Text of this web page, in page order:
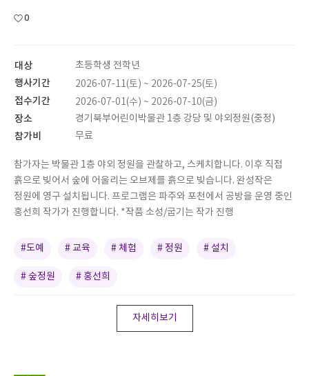
0
대상 초등학생 전학년
행사기간 2026-07-11(토) ~ 2026-07-25(토)
접수기간 2026-07-01(수) ~ 2026-07-10(금)
장소 경기북부어린이박물관 1층 강당 및 야외정원(중정)
참가비 무료
참가자는 박물관 1층 야외 정원을 관찰하고, 스케치합니다. 이후 직접
흙으로 빚어서 숲에 어울리는 오브제를 흙으로 빚습니다. 완성작은
정원에 영구 설치됩니다. 프로그램은 파주와 포천에서 공방을 운영 중인
홍선희 작가가 진행합니다. *작품 소성/굽기는 작가 진행
#도예 # 교육 # 체험 # 정원 # 설치
# 숲정원 # 홍선희
자세히보기